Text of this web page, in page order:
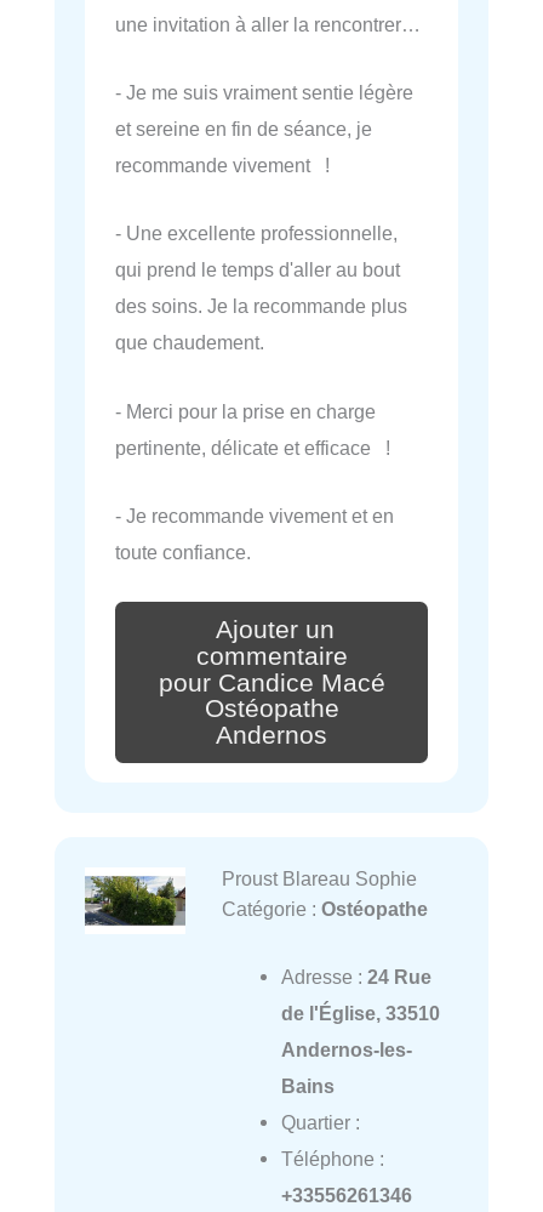
une invitation à aller la rencontrer…
- Je me suis vraiment sentie légère
et sereine en fin de séance, je
recommande vivement !
- Une excellente professionnelle,
qui prend le temps d'aller au bout
des soins. Je la recommande plus
que chaudement.
- Merci pour la prise en charge
pertinente, délicate et efficace !
- Je recommande vivement et en
toute confiance.
Ajouter un
commentaire
pour Candice Macé
Ostéopathe
Andernos
Proust Blareau Sophie
Catégorie : Ostéopathe
Adresse : 24 Rue
de l'Église, 33510
Andernos-les-
Bains
Quartier :
Téléphone :
+33556261346